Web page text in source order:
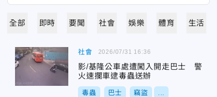
全部 即時 要聞 社會 娛樂 體育 生活
社會
影/基隆公車處遭闖入開走巴士 警
火速攔車逮毒蟲送辦
毒蟲 巴士 竊盜
2026/07/31 16:36